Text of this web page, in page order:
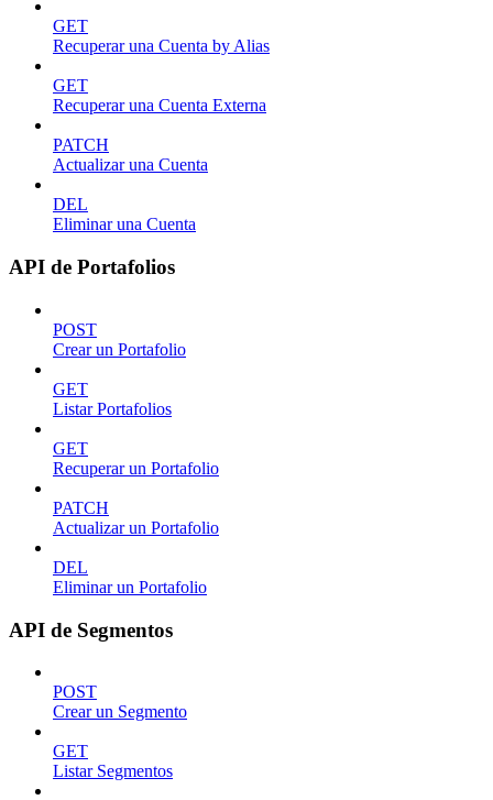
GET
Recuperar una Cuenta by Alias
GET
Recuperar una Cuenta Externa
PATCH
Actualizar una Cuenta
DEL
Eliminar una Cuenta
API de Portafolios
POST
Crear un Portafolio
GET
Listar Portafolios
GET
Recuperar un Portafolio
PATCH
Actualizar un Portafolio
DEL
Eliminar un Portafolio
API de Segmentos
POST
Crear un Segmento
GET
Listar Segmentos